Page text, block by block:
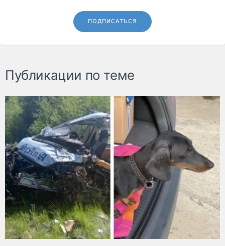
ПОДПИСАТЬСЯ
Публикации по теме